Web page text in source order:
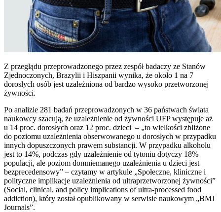
Z przeglądu przeprowadzonego przez zespół badaczy ze Stanów
Zjednoczonych, Brazylii i Hiszpanii wynika, że około 1 na 7
dorosłych osób jest uzależniona od bardzo wysoko przetworzonej
żywności.
Po analizie 281 badań przeprowadzonych w 36 państwach świata
naukowcy szacują, że uzależnienie od żywności UFP występuje aż
u 14 proc. dorosłych oraz 12 proc. dzieci – „to wielkości zbliżone
do poziomu uzależnienia obserwowanego u dorosłych w przypadku
innych dopuszczonych prawem substancji. W przypadku alkoholu
jest to 14%, podczas gdy uzależnienie od tytoniu dotyczy 18%
populacji, ale poziom domniemanego uzależnienia u dzieci jest
bezprecedensowy” – czytamy w artykule „Społeczne, kliniczne i
polityczne implikacje uzależnienia od ultraprzetworzonej żywności”
(Social, clinical, and policy implications of ultra-processed food
addiction), który został opublikowany w serwisie naukowym „BMJ
Journals”.